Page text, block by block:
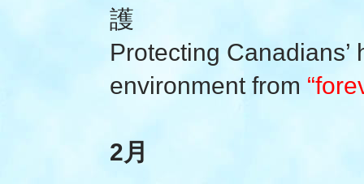
護
Protecting Canadians’
environment from
2月